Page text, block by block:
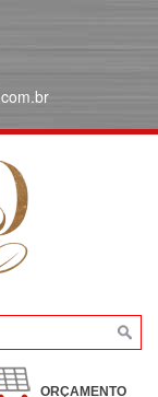
ORÇAMENTO